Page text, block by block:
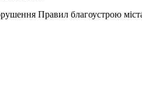
Правил благоустрою